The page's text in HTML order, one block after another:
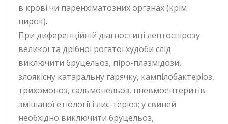
в крові чи паренхіматозних органах (крім
нирок).
При диференційній діагностиці лептоспірозу
великої та дрібної рогатої худоби слід
виключити бруцельоз, піро-плазмідози,
злоякісну катаральну гарячку, кампілобактеріоз,
трихомоноз, сальмонельоз, пневмоентеритів
змішаної етіології і лис-теріоз; у свиней
необхідно виключити бруцельоз,